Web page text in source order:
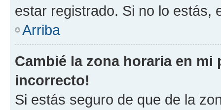
estar registrado. Si no lo estás,
Arriba
Cambié la zona horaria en
incorrecto!
Si estás seguro de que de la